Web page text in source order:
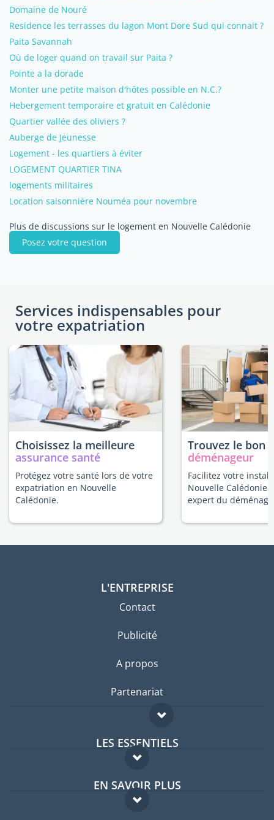
Domaine de Nouré
Residence les terrasses du lagon Mont Dore Sud qui connait ?
Paita Savannah
Où de loger quand on travail sur Paita ?
Pointe a la dorade
Monter une petite maison d'hôtes possible en N.C.?
Hebergement temporaire et gratuit en Calédonie
Quartier vallée des oliviers ?
Auberge de Jeunesse
Logement - les quartiers à éviter
LOGEMENT QUARTIER TINA
logements militaires
Location saisonnière Nouméa pour novembre
Plus de discussions sur le logement en Nouvelle Calédonie
Posez votre question
Services indispensables pour
votre expatriation
Choisissez la meilleure
assurance santé
Protégez votre santé lors de votre
expatriation en Nouvelle
Calédonie.
Trouvez le bon
déménageur
Facilitez votre
Nouvelle Calédonie
expert du
L'ENTREPRISE
Contact
Publicité
A propos
Partenariat
LES ESSENTIELS
Forum expatriés
Guides pays
EN SAVOIR PLUS
FAQ